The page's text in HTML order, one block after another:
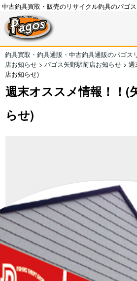
中古釣具買取・販売のリサイクル釣具のパゴス
釣具買取・釣具通販・中古釣具通販のパゴス
店お知らせ > パゴス矢野駅前店お知らせ > 週
店お知らせ)
週末オススメ情報！！(
らせ)